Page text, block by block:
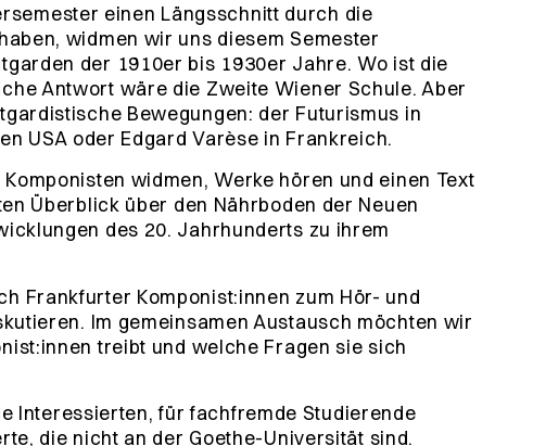
einen Längsschnitt durch die
widmen wir uns diesem Semester
der 1910er bis 1930er Jahre. Wo ist die
Antwort wäre die Zweite Wiener Schule. Aber
Bewegungen: der Futurismus in
USA oder Edgard Varèse in Frankreich.
widmen, Werke hören und einen Text
Überblick über den Nährboden der Neuen
des 20. Jahrhunderts zu ihrem
Frankfurter Komponist:innen zum Hör- und
Im gemeinsamen Austausch möchten wir
treibt und welche Fragen sie sich
Interessierten, für fachfremde Studierende
die nicht an der Goethe-Universität sind.